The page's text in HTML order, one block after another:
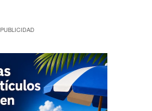
PUBLICIDAD